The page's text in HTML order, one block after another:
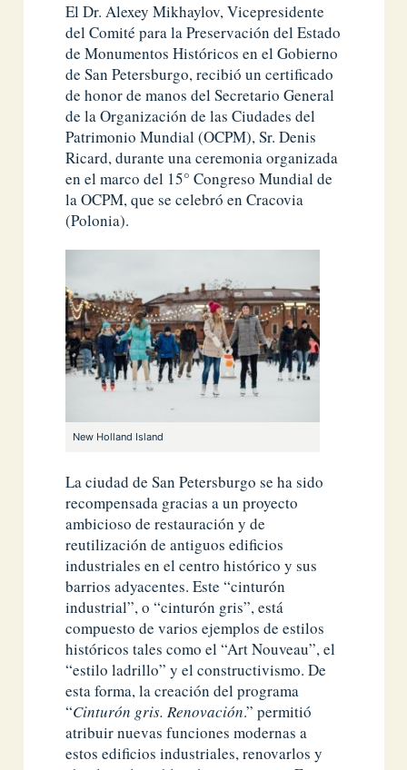
El Dr. Alexey Mikhaylov, Vicepresidente
del Comité para la Preservación del Estado
de Monumentos Históricos en el Gobierno
de San Petersburgo, recibió un certificado
de honor de manos del Secretario General
de la Organización de las Ciudades del
Patrimonio Mundial (OCPM), Sr. Denis
Ricard, durante una ceremonia organizada
en el marco del 15° Congreso Mundial de
la OCPM, que se celebró en Cracovia
(Polonia).
New Holland Island
La ciudad de San Petersburgo se ha sido
recompensada gracias a un proyecto
ambicioso de restauración y de
reutilización de antiguos edificios
industriales en el centro histórico y sus
barrios adyacentes. Este “cinturón
industrial”, o “cinturón gris”, está
compuesto de varios ejemplos de estilos
históricos tales como el “Art Nouveau”, el
“estilo ladrillo” y el constructivismo. De
esta forma, la creación del programa
“Cinturón gris. Renovación.” permitió
atribuir nuevas funciones modernas a
estos edificios industriales, renovarlos y